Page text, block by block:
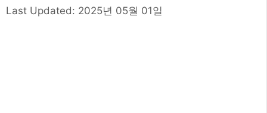
너Last Updated: 2025년 05월 01일